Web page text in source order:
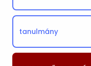
tanulmány